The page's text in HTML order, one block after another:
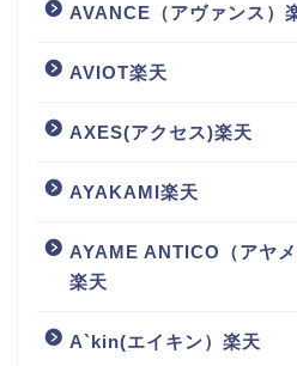
AVANCE（アヴァンス）
AVIOT楽天
AXES(アクセス)楽天
AYAKAMI楽天
AYAME ANTICO（アヤメ
楽天
A`kin(エイキン）楽天